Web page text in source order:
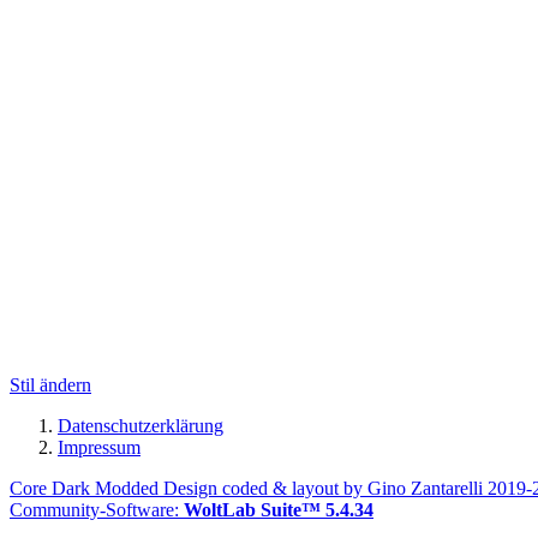
Stil ändern
Datenschutzerklärung
Impressum
Core Dark Modded Design coded & layout by Gino Zantarelli
Community-Software: WoltLab Suite™ 5.4.34